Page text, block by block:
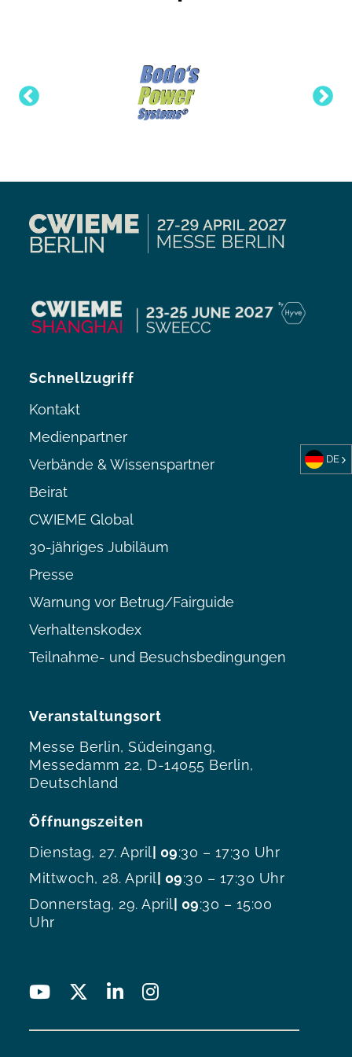
Veranstaltungsort
Messe Berlin, Südeingang,
Messedamm 22, D-14055 Berlin,
Deutschland
Öffnungszeiten
Dienstag, 27. April| 09:30 – 17:30 Uhr
Mittwoch, 28. April| 09:30 – 17:30 Uhr
Donnerstag, 29. April| 09:30 – 15:00
Uhr
Schnellzugriff
Kontakt
Medienpartner
Verbände & Wissenspartner
Beirat
CWIEME Global
30-jähriges Jubiläum
Presse
Warnung vor Betrug/Fairguide
Verhaltenskodex
Teilnahme- und Besuchsbedingungen
DE